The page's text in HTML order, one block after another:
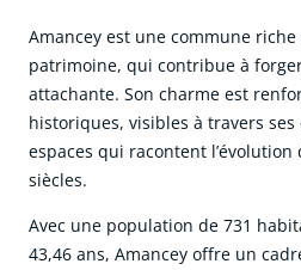
Amancey est une commune riche
patrimoine, qui contribue à
attachante. Son charme est
historiques, visibles à travers
espaces qui racontent
siècles.
Avec une population de 731
43,46 ans, Amancey offre un